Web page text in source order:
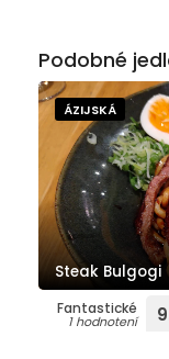
Podobné
ÁZIJSKÁ
Steak Bulgogi
Fantastické
1 hodnotení